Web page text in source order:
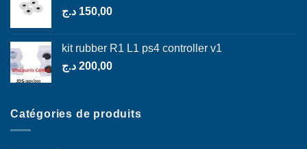
150,00 د.ج
kit rubber R1 L1 ps4 controller v1
200,00 د.ج
Catégories de produits